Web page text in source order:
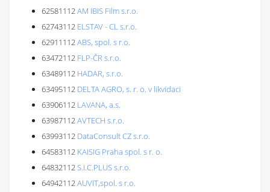
62581112AM IBIS Film s.r.o.
62743112 ELSTAV - CL s.r.o.
62911112ABS, spol. s r.o.
63472112 FLP-ČR s.r.o.
63489112 HADAR, s.r.o.
63495112 DELTA AGRO, s. r. o. v likvidaci
63906112 LAVANA, a.s.
63987112AVTECH s.r.o.
63993112 DataConsult CZ s.r.o.
64583112 KAISIG Praha spol. s r. o.
64832112S.I.C.PLUS s.r.o.
64942112AUVIT,spol. s r.o.